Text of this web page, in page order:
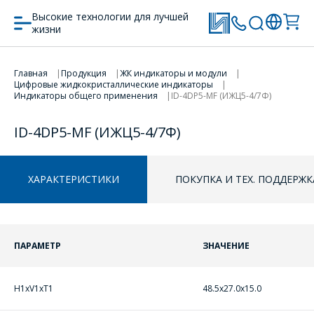
Высокие технологии для лучшей
жизни
Главная Продукция
ЖК индикаторы и модули
Цифровые жидкокристаллические индикаторы
Индикаторы общего применения
ID-4DP5-MF (ИЖЦ5-4/7Ф)
ID-4DP5-MF (ИЖЦ5-4/7Ф)
ХАРАКТЕРИСТИКИ ПОКУПКА И ТЕХ.
ПАРАМЕТР ЗНАЧЕНИЕ
H1xV1xT1 48.5x27.0x15.0
ПЕРЕЙТИ В КОРЗИНУ